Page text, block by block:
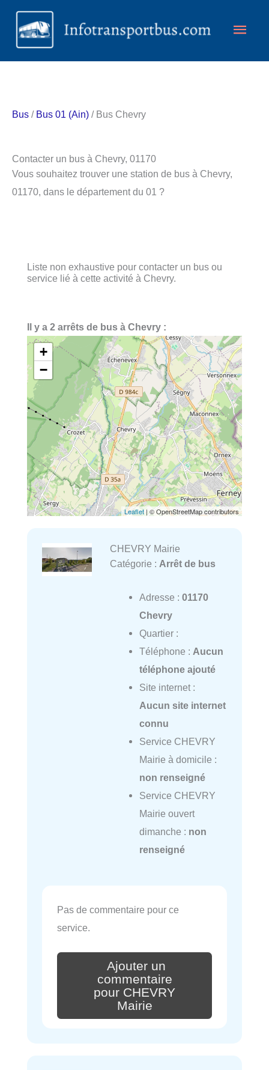
Aller
contenu
Bus / Bus 01 (Ain) / Bus Chevry
Contacter un bus à Chevry, 01170
Vous souhaitez trouver une station de bus à Chevry,
01170, dans le département du 01 ?
Liste non exhaustive pour contacter un bus ou
service lié à cette activité à Chevry.
Il y a 2 arrêts de bus à Chevry :
+
−
Leaflet | © OpenStreetMap contributors
CHEVRY Mairie
Catégorie : Arrêt de bus
Adresse : 01170
Chevry
Quartier :
Téléphone : Aucun
téléphone ajouté
Site internet :
Aucun site internet
connu
Service CHEVRY
Mairie à domicile :
non renseigné
Service CHEVRY
Mairie ouvert
dimanche : non
renseigné
Pas de commentaire pour ce
service.
Ajouter un
commentaire
pour CHEVRY
Mairie